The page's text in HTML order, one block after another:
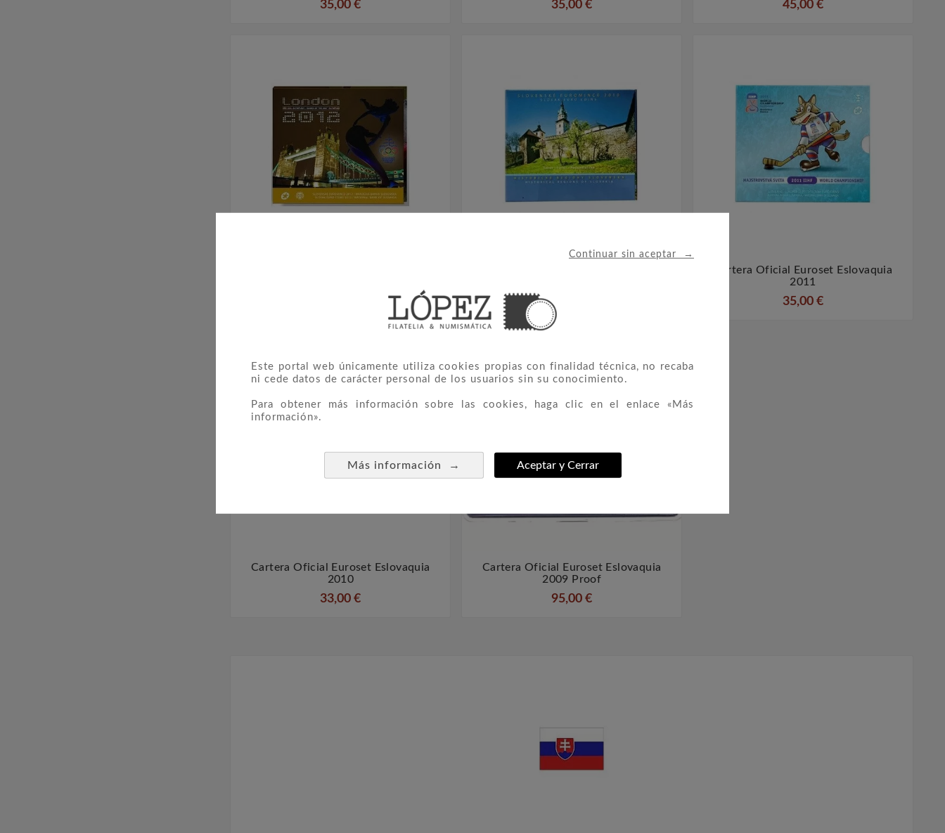
Continuar sin aceptar →
Este portal web únicamente utiliza cookies propias con finalidad técnica, no recaba
ni cede datos de carácter personal de los usuarios sin su conocimiento.
Para obtener más información sobre las cookies, haga clic en el enlace «Más
información».
Más información → Aceptar y Cerrar
35,00 € 35,00 € 45,00 €
33,00 €
 
Cartera Oficial Euroset Eslovaquia
2011
35,00 €
 
Cartera Oficial Euroset Eslovaquia
2010
33,00 €
 
Cartera Oficial Euroset Eslovaquia
2009 Proof
95,00 €